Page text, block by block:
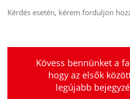
Kérdés esetén, kérem forduljon
Kövess bennünket a
hogy az elsők
legújabb